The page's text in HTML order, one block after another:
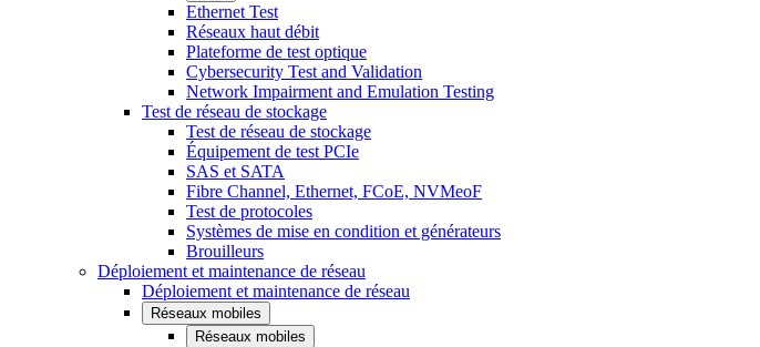
Ethernet Test
Réseaux haut débit
Plateforme de test optique
Cybersecurity Test and Validation
Network Impairment and Emulation Testing
Test de réseau de stockage
Test de réseau de stockage
Équipement de test PCIe
SAS et SATA
Fibre Channel, Ethernet, FCoE, NVMeoF
Test de protocoles
Systèmes de mise en condition et générateurs
Brouilleurs
Déploiement et maintenance de réseau
Déploiement et maintenance de réseau
Réseaux mobiles
Réseaux mobiles